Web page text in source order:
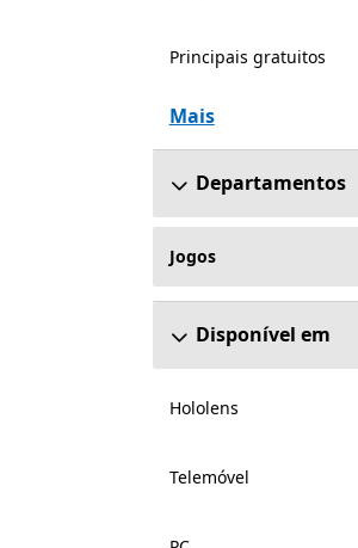
Principais gratuitos
Mais
Departamentos
Jogos
Disponível em
Hololens
Telemóvel